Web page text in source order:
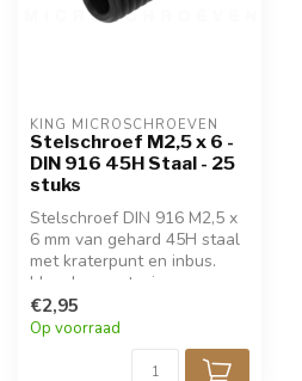
KING MICROSCHROEVEN
Stelschroef M2,5 x 6 -
DIN 916 45H Staal - 25
stuks
Stelschroef DIN 916 M2,5 x
6 mm van gehard 45H staal
met kraterpunt en inbus.
Ideaal voor stevige,
verzonken fixatie in
fijnmechanica en techniek.
Zwarte afwerking voor een
strakke uitstraling. Verpakt
€2,95
Op voorraad